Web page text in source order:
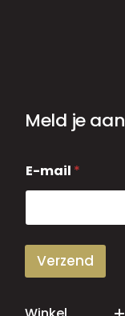
Meld je aan
-
m
i
E-mail *
Verzend